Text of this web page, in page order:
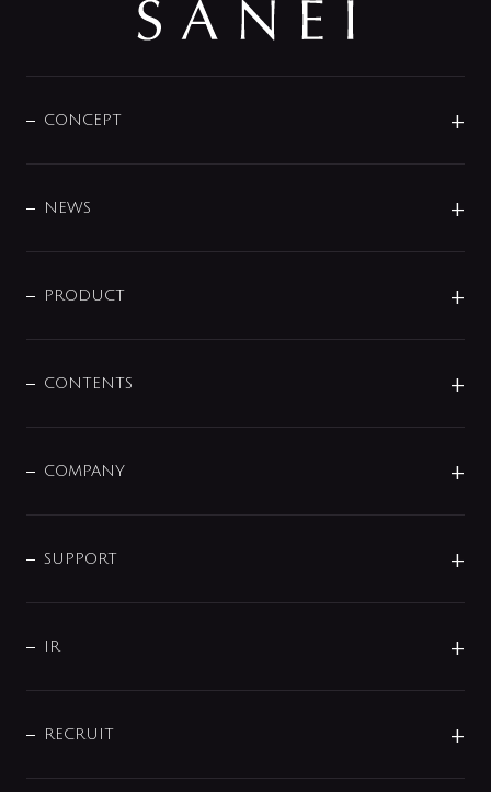
CONCEPT
DESIGN
NEWS
商品に関して
その他
PRODUCT
センサー・タッチ水栓
単水栓
分岐
配管システム
バス・空調周辺用品
CONTENTS
じぶんシャワーが見つかる
COMPANY
企業理念
会社概要
事業所案内
SUPPORT
よくあるご質問
データダウンロード
IR
IRニュース
RECRUIT